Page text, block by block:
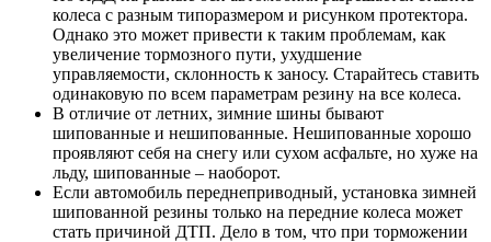
колеса с разным типоразмером и рисунком протектора.
Однако это может привести к таким проблемам, как
увеличение тормозного пути, ухудшение
управляемости, склонность к заносу. Старайтесь ставить
одинаковую по всем параметрам резину на все колеса.
В отличие от летних, зимние шины бывают
шипованные и нешипованные. Нешипованные хорошо
проявляют себя на снегу или сухом асфальте, но хуже на
льду, шипованные – наоборот.
Если автомобиль переднеприводный, установка зимней
шипованной резины только на передние колеса может
стать причиной ДТП. Дело в том, что при торможении